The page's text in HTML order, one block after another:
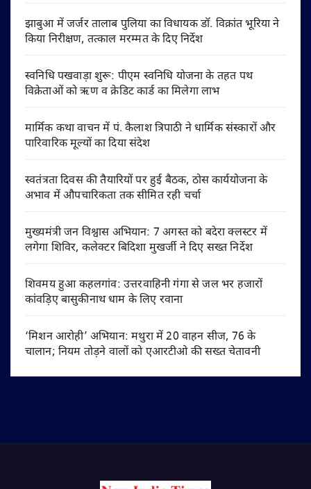
झाबुआ में जर्जर तालाब पुलिया का विधायक डॉ. विक्रांत भूरिया ने
किया निरीक्षण, तत्काल मरम्मत के दिए निर्देश
स्वनिधि पखवाड़ा शुरू: पीएम स्वनिधि योजना के तहत पथ
विक्रेताओं को ऋण व क्रेडिट कार्ड का मिलेगा लाभ
मार्मिक कथा वाचन में पं. कैलाश त्रिपाठी ने धार्मिक संस्कारों और
पारिवारिक मूल्यों का दिया संदेश
स्वतंत्रता दिवस की तैयारियों पर हुई बैठक, ठोस कार्ययोजना के
अभाव में औपचारिकता तक सीमित रही चर्चा
मुख्यमंत्री जन विश्वास अभियान: 7 अगस्त को बदेरा क्लस्टर में
लगेगा शिविर, कलेक्टर बिदिशा मुखर्जी ने दिए सख्त निर्देश
शिवमय हुआ कहलगांव: उत्तरवाहिनी गंगा से जल भर हजारों
कांवड़िए बासुकीनाथ धाम के लिए रवाना
‘मिशन आरोही’ अभियान: मथुरा में 20 वाहन सीज, 76 के
चालान; नियम तोड़ने वालों को एआरटीओ की सख्त चेतावनी